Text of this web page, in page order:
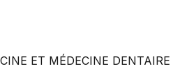
ET MÉDECINE DENTAIRE